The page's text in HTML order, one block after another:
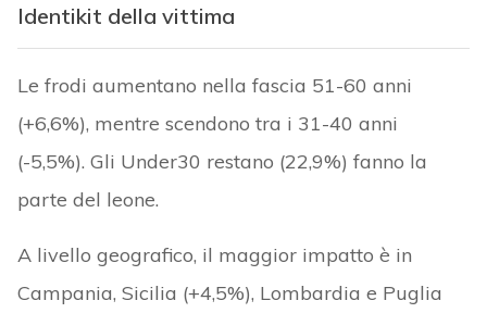
Identikit della vittima
Le frodi aumentano nella fascia 51-60 anni
(+6,6%), mentre scendono tra i 31-40 anni
(-5,5%). Gli Under30 restano (22,9%) fanno la
parte del leone.
A livello geografico, il maggior impatto è in
Campania, Sicilia (+4,5%), Lombardia e Puglia